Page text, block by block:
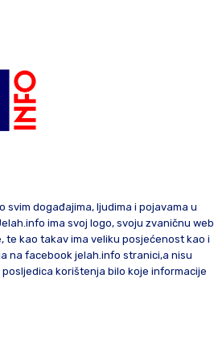
događajima, ljudima i pojavama u
ima svoj logo, svoju zvaničnu web
kao takav ima veliku posjećenost kao i
na facebook jelah.info stranici,a nisu
korištenja bilo koje informacije